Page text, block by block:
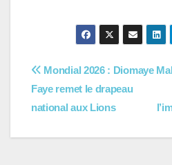
Navigation
de
l’article
Mondial 2026 : Diomaye
Faye remet le drapeau
national aux Lions